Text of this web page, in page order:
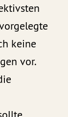
keine
vor.